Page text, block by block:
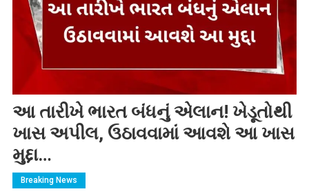
આ તારીખે ભારત બંધનું એલાન! ખેડૂતોથી
ખાસ અપીલ, ઉઠાવવામાં આવશે આ ખાસ
મુદ્દા…
Breaking News